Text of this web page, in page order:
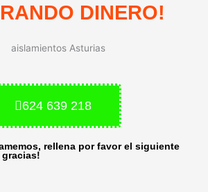
DINERO!
624 639 218
rellena por favor el siguiente
gracias!